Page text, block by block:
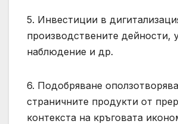
5. Инвестиции в
производствените дейности,
наблюдение и др.
6. Подобряване
страничните продукти от
контекста на кръговата